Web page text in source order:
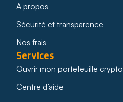
A propos
Sécurité et transparence
Nos frais
Services
Ouvrir mon portefeuille crypto
Centre d’aide